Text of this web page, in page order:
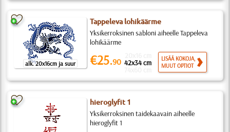
alk. 20x16cm ja suur
Tappeleva lohikäärme
Yksikerroksinen sabloni aiheelle Tappeleva
lohikäärme
€25.90 42x34 cm
LISÄÄ KOKOJA,
MUUT OPTIOT
hieroglyfit 1
Yksikerroksinen taidekaavain aiheelle
hieroglyfit 1